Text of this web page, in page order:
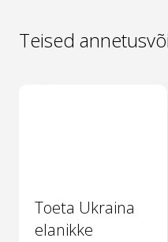
Teised
Toeta Ukraina
elanikke